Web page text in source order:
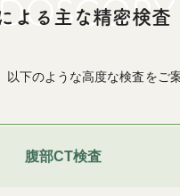
よる主な精密検査
以下のような高度な検査をご
腹部CT検査